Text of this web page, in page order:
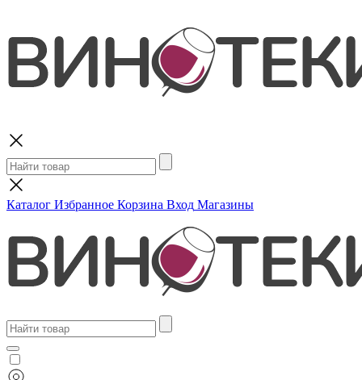
Каталог Избранное Корзина Вход Магазины